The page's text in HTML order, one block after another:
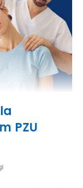
PZU